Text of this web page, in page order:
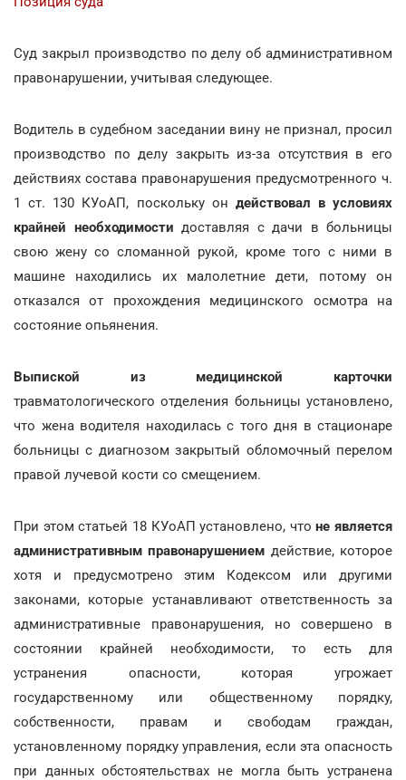
Суд закрыл производство по делу об административном
правонарушении, учитывая следующее.
Водитель в судебном заседании вину не признал, просил
производство по делу закрыть из-за отсутствия в его
действиях состава правонарушения предусмотренного ч.
1 ст. 130 КУоАП, поскольку он действовал в условиях
крайней необходимости доставляя с дачи в больницы
свою жену со сломанной рукой, кроме того с ними в
машине находились их малолетние дети, потому он
отказался от прохождения медицинского осмотра на
состояние опьянения.
Выпиской из медицинской карточки
травматологического отделения больницы установлено,
что жена водителя находилась с того дня в стационаре
больницы с диагнозом закрытый обломочный перелом
правой лучевой кости со смещением.
При этом статьей 18 КУоАП установлено, чтоне является
административным правонарушением действие, которое
хотя и предусмотрено этим Кодексом или другими
законами, которые устанавливают ответственность за
административные правонарушения, но совершено в
состоянии крайней необходимости, то есть для
устранения опасности, которая угрожает
государственному или общественному порядку,
собственности, правам и свободам граждан,
установленному порядку управления, если эта опасность
при данных обстоятельствах не могла быть устранена